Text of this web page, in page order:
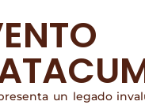
un legado